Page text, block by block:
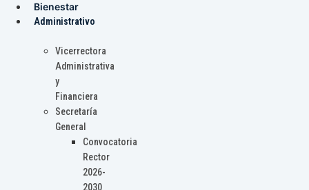
Bienestar
Administrativo
Vicerrectora
Administrativa
y
Financiera
Secretaría
General
Convocatoria
Rector
2026-
2030